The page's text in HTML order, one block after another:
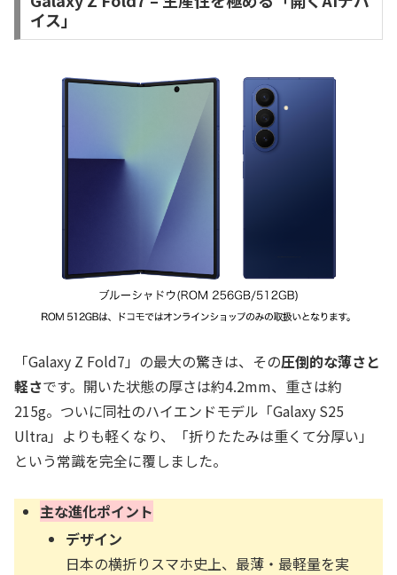
イス」
「Galaxy Z Fold7」の最大の驚きは、その圧倒的な薄さと
軽さです。開いた状態の厚さは約4.2mm、重さは約
215g。ついに同社のハイエンドモデル「Galaxy S25
Ultra」よりも軽くなり、「折りたたみは重くて分厚い」
という常識を完全に覆しました。
主な進化ポイント
デザイン
日本の横折りスマホ史上、最薄・最軽量を実